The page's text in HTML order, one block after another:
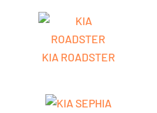
KIA ROADSTER